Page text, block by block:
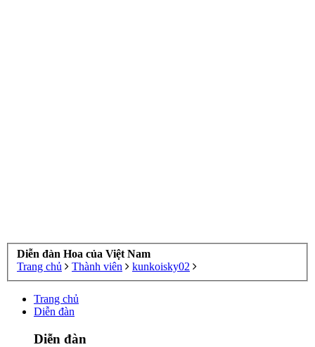
Diễn đàn Hoa của Việt Nam
Trang chủ
Thành viên kunkoisky02
Trang chủ
Diễn đàn
Diễn đàn